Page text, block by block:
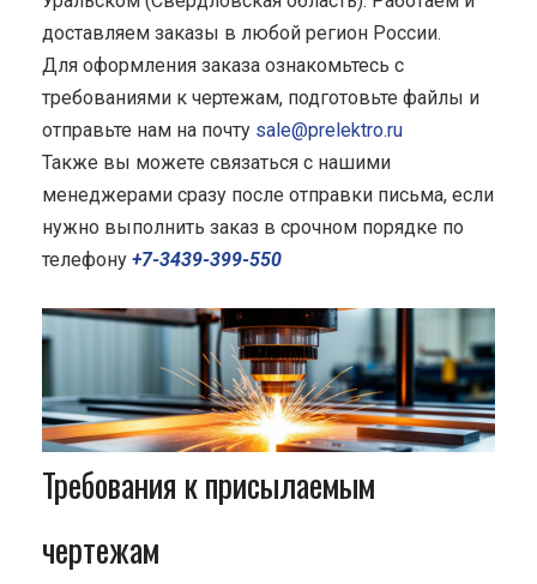
доставляем заказы в любой регион России.
Для оформления заказа ознакомьтесь с
требованиями к чертежам, подготовьте файлы и
отправьте нам на почту sale@prelektro.ru
Также вы можете связаться с нашими
менеджерами сразу после отправки письма, если
нужно выполнить заказ в срочном порядке по
телефону +7-3439-399-550
Требования к присылаемым
чертежам